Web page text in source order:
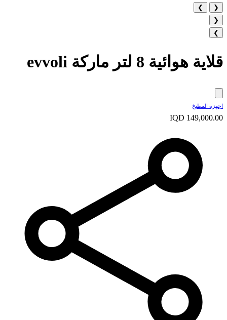
❮
❯
❮
❯
قلاية هوائية 8 لتر ماركة evvoli
اجهزة المطبخ
IQD 149,000.00